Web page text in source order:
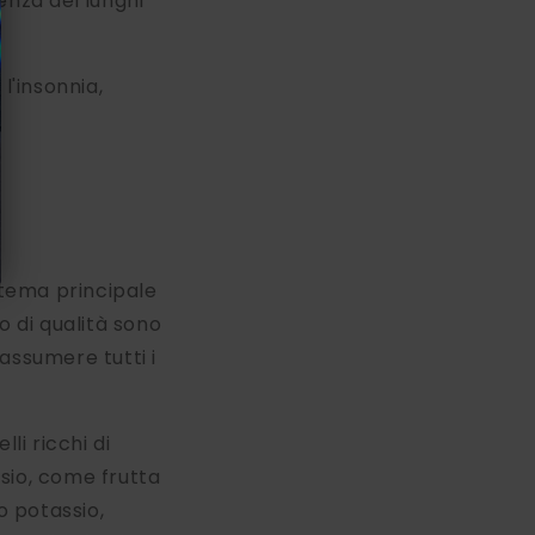
principale
di qualità sono
tutti i
ricchi di
come frutta
potassio,